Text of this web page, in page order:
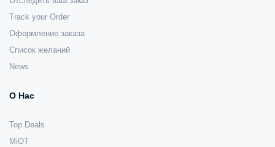
Track your Order
Оформление заказа
Список желаний
News
О Нас
Top Deals
MiOT